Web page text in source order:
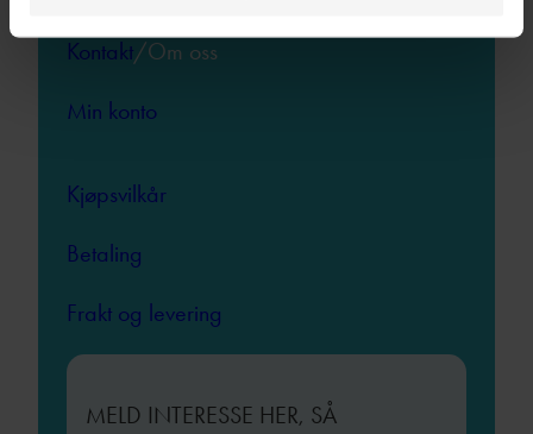
Kontakt/Om oss
Min konto
Kjøpsvilkår
Betaling
Frakt og levering
MELD INTERESSE HER, SÅ